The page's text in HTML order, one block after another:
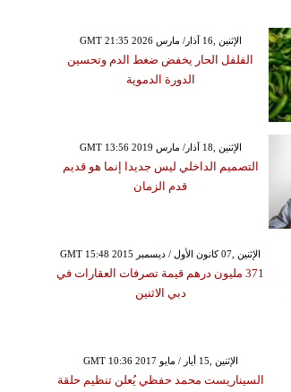
GMT 21:35 2026 الإثنين ,16 آذار/ مارس
الفلفل الحار يخفض ضغط الدم وتحسين
الدورة الدموية
GMT 13:56 2019 الإثنين ,18 آذار/ مارس
التصميم الداخلي ليس جديدا إنما هو قديم
قدم الزمان
GMT 15:48 2015 الإثنين ,07 كانون الأول / ديسمبر
371 مليون درهم قيمة تصرفات العقارات في
دبي الاثنين
GMT 10:36 2017 الإثنين ,15 أيار / مايو
السيناريست محمد حفظي يُعلن تنظيم حلقة